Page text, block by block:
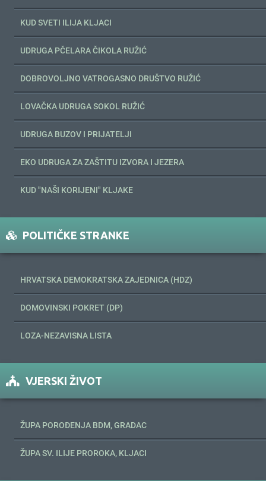
KUD SVETI ILIJA KLJACI
UDRUGA PČELARA ČIKOLA RUŽIĆ
DOBROVOLJNO VATROGASNO DRUŠTVO RUŽIĆ
LOVAČKA UDRUGA SOKOL RUŽIĆ
UDRUGA BUZOV I PRIJATELJI
EKO UDRUGA ZA ZAŠTITU IZVORA I JEZERA
KUD "NAŠI KORIJENI" KLJAKE
POLITIČKE STRANKE
HRVATSKA DEMOKRATSKA ZAJEDNICA (HDZ)
DOMOVINSKI POKRET (DP)
LOZA-NEZAVISNA LISTA
VJERSKI ŽIVOT
ŽUPA POROĐENJA BDM, GRADAC
ŽUPA SV. ILIJE PROROKA, KLJACI